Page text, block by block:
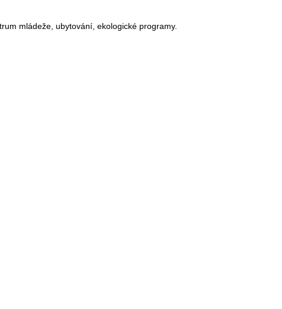
mládeže, ubytování, ekologické programy.